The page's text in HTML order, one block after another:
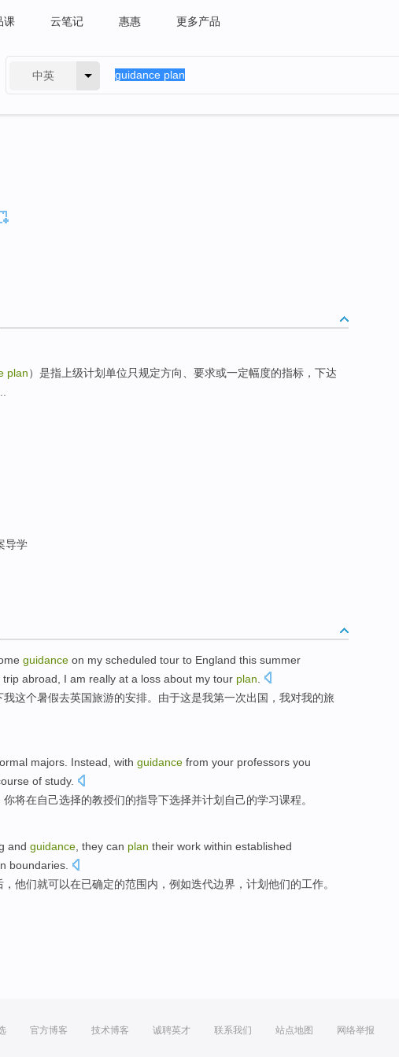
课 云笔记 惠惠 更多产品
中英
plan）是指上级计划单位只规定方向、要求或一定幅度的指标，下达
导学
guidance on my scheduled tour to England this summer
trip abroad I am really at a loss about my tour plan
我这个暑假去英国旅游的安排。 由于这是我第一次出国 ，我对我的旅
majors. Instead, with guidance from your professors you
of study.
你将在自己选择的教授们的指导下选择并计划 自己的学习课程。
and guidance they can plan their work within established
boundaries
， 他们就可以在已确定的范围内， 例如迭代边界， 计划他们的工作。
官方博客 技术博客 诚聘英才 联系我们 站点地图 网络举报